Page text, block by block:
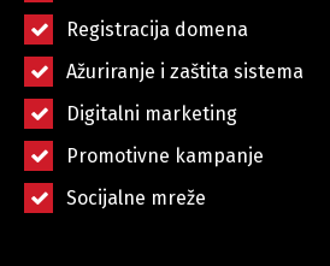
Registracija domena
Ažuriranje i zaštita sistema
Digitalni marketing
Promotivne kampanje
Socijalne mreže